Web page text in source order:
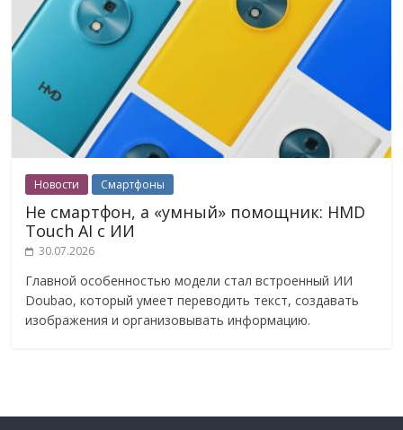
Новости Смартфоны
Не смартфон, а «умный» помощник: HMD
Touch AI с ИИ
30.07.2026
Главной особенностью модели стал встроенный ИИ
Doubao, который умеет переводить текст, создавать
изображения и организовывать информацию.